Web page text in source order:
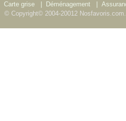
Carte grise Déménagement
© Copyright© 2004-20012